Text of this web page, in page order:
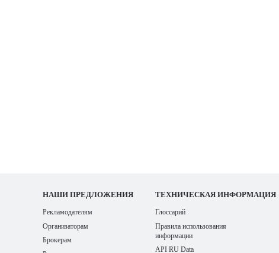
НАШИ ПРЕДЛОЖЕНИЯ
Рекламодателям
Организаторам
Брокерам
ТЕХНИЧЕСКАЯ ИНФОРМАЦИЯ
Глоссарий
Правила использования
информации
API RU Data